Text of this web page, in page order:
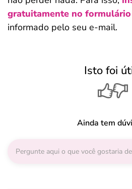
gratuitamente no formulário
informado pelo seu e-mail.
Isto foi
Ainda tem